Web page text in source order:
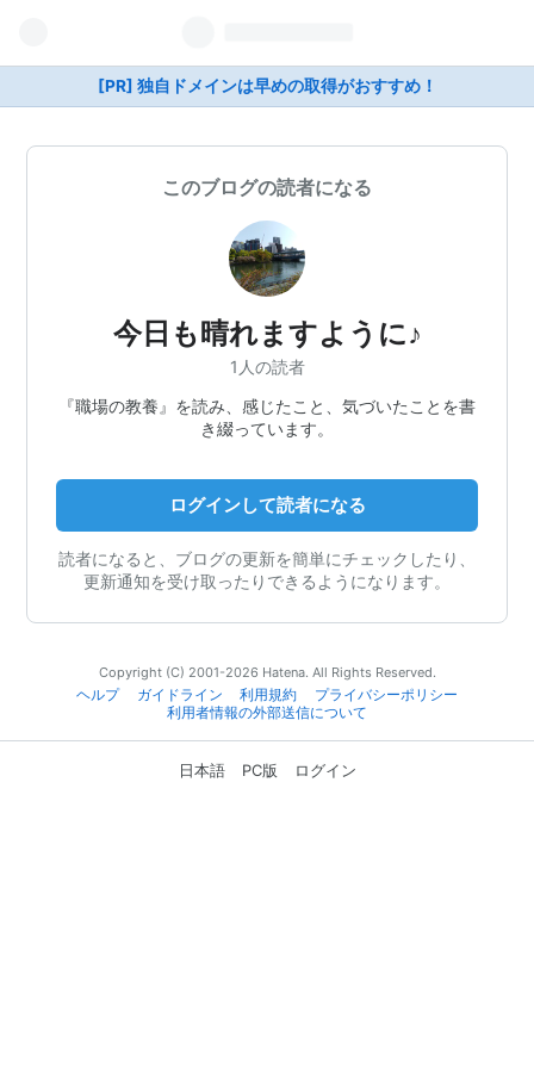
[PR] 独自ドメインは早めの取得がおすすめ！
このブログの読者になる
今日も晴れますように♪
1人の読者
『職場の教養』を読み、感じたこと、気づいたことを書
き綴っています。
ログインして読者になる
読者になると、ブログの更新を簡単にチェックしたり、
更新通知を受け取ったりできるようになります。
Copyright (C) 2001-2026 Hatena. All Rights Reserved.
ヘルプ
ガイドライン 利用規約
プライバシーポリシー
利用者情報の外部送信について
日本語 PC版 ログイン